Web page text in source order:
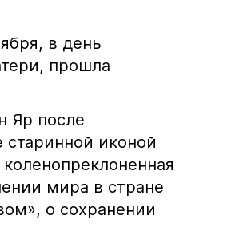
в день
прошла
Яр после
иконой
мира в стране
о сохранении